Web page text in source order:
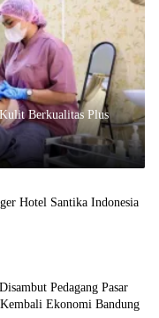
Berkualitas Plus
Hotel Santika Indonesia
Pedagang Pasar
Ekonomi Bandung